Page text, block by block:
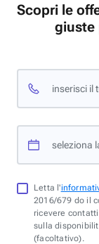
Scopri le
giuste
inserisci il
seleziona
Letta l'
2016/679 do il
ricevere
sulla
(facoltativo).